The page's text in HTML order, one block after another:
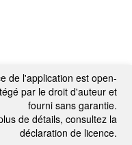
de l'application est open-
par le droit d'auteur et
fourni sans garantie.
de détails, consultez la
déclaration de licence.